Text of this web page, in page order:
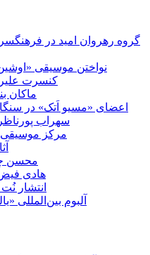
گروه رهروان امید در
نواختن موسیقی
کنسرت
«ماکان
اعضای «مسیو اَتک» در
سهراب
مرکز موسیقی
محسن
هادی
انتشار
آلبوم بین‌المللی